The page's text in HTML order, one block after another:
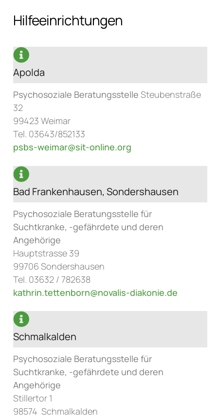
Hilfeeinrichtungen
Apolda
Psychosoziale Beratungsstelle Steubenstraße
32
99423 Weimar
Tel. 03643/852133
psbs-weimar@sit-online.org
Bad Frankenhausen, Sondershausen
Psychosoziale Beratungsstelle für
Suchtkranke, -gefährdete und deren
Angehörige
Hauptstrasse 39
99706 Sondershausen
Tel. 03632 / 782638
kathrin.tettenborn@novalis-diakonie.de
Schmalkalden
Psychosoziale Beratungsstelle für
Suchtkranke, -gefährdete und deren
Angehörige
Stillertor 1
98574 Schmalkalden